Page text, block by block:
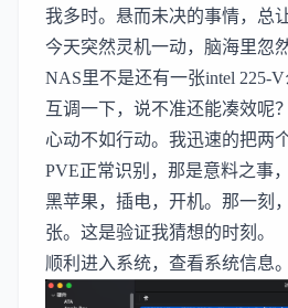
我多时。悬而未决的事情，总
今天突然灵机一动，脑海里忽
NAS里不是还有一张intel 225-
互调一下，说不准还能凑效呢？
心动不如行动。我迅速的把两
PVE正常识别，那是意料之事
黑苹果，插电，开机。那一刻
张。这是验证我猜想的时刻。
顺利进入系统，查看系统信息。